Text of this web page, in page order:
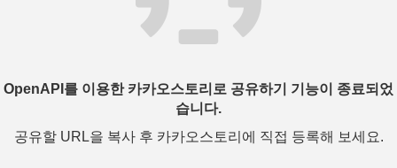
OpenAPI를 이용한 카카오스토리로 공유하기 기능이 종료되었
습니다.
공유할 URL을 복사 후 카카오스토리에 직접 등록해 보세요.